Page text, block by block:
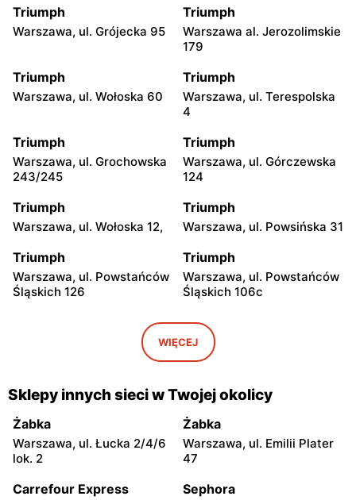
Triumph
Warszawa, ul. Grójecka 95
Triumph
Warszawa al. Jerozolimskie
179
Triumph
Warszawa, ul. Wołoska 60
Triumph
Warszawa, ul. Terespolska
4
Triumph
Warszawa, ul. Grochowska
243/245
Triumph
Warszawa, ul. Górczewska
124
Triumph
Warszawa, ul. Wołoska 12,
Triumph
Warszawa, ul. Powsińska 31
Triumph
Warszawa, ul. Powstańców
Śląskich 126
Triumph
Warszawa, ul. Powstańców
Śląskich 106c
Warszawa, ul. Wałbrzyska
Triumph
Warszawa, ul. Puławska
246
Triumph
Warszawa, ul.
Ostrobramska 75C
Triumph
Warszawa, ul. Grochowska
93
Triumph Triumph
Czerwca 1976 Roku 6
WIĘCEJ
Sklepy innych sieci w Twojej okolicy
Żabka
Warszawa, ul. Łucka 2/4/6
lok. 2
Żabka
Warszawa, ul. Emilii Plater
47
Carrefour Express Sephora